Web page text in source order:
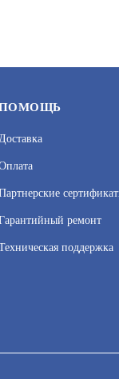
в том числе
ремонт
поддержка